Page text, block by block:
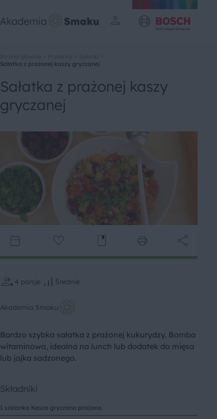
Sałatka z prażonej kaszy gryczanej
Sałatka z prażonej kaszy
gryczanej
4 porcje Średnie
Akademia Smaku
Bardzo szybka sałatka z prażonej kukurydzy. Bomba
witaminowa, idealna na lunch lub dodatek do mięsa
lub jajka sadzonego.
Składniki
1 szklanka Kasza gryczana prażona